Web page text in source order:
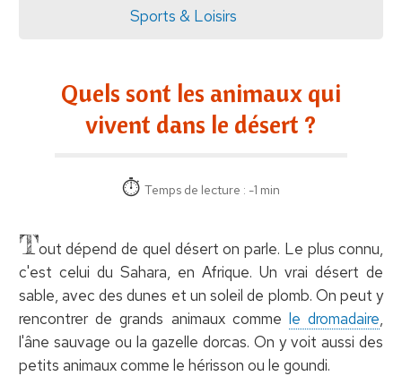
Sports & Loisirs
Quels sont les animaux qui
vivent dans le désert ?
Temps de lecture : -1 min
Tout dépend de quel désert on parle. Le plus connu,
c'est celui du Sahara, en Afrique. Un vrai désert de
sable, avec des dunes et un soleil de plomb. On peut y
rencontrer de grands animaux commele dromadaire,
l'âne sauvage ou la gazelle dorcas. On y voit aussi des
petits animaux comme le hérisson ou le goundi.